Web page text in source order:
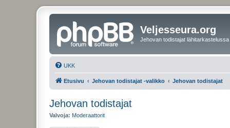
Veljesseura.org
Jehovan todistajat lähitarkastelussa
UKK
Etusivu Jehovan todistajat -valikko Jehovan todistajat
Jehovan todistajat
Valvoja: Moderaattorit